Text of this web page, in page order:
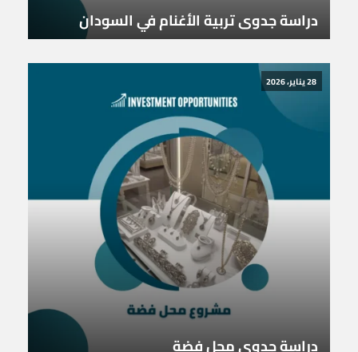
دراسة جدوى تربية الأغنام في السودان
28 يناير، 2026
دراسة جدوى محل فضة